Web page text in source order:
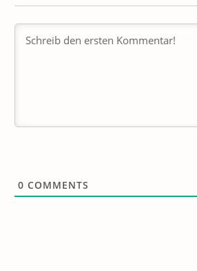
0 COMMENTS